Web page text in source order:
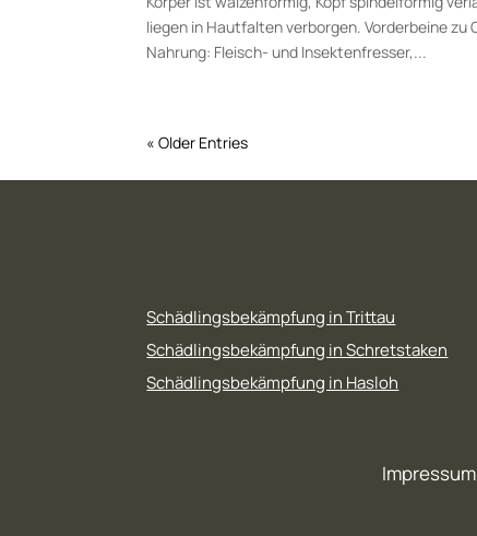
liegen in Hautfalten verborgen. Vorderbeine zu
Nahrung: Fleisch- und Insektenfresser,...
« Older Entries
Schädlingsbekämpfung in Trittau
Schädlingsbekämpfung in Schretstaken
Schädlingsbekämpfung in Hasloh
Impressum